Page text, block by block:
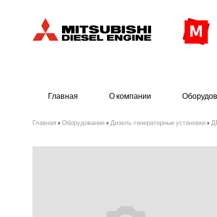
Главная О компании
Дизельные двигатели
Главная » Оборудование » Дизель-генераторные установки »